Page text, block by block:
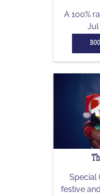
A 100%
Jul
Special
festive